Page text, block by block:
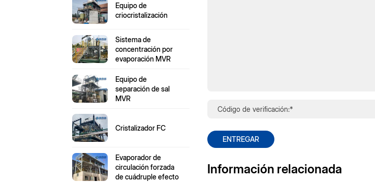
Equipo de
criocristalización
Sistema de
concentración por
evaporación MVR
Equipo de
separación de sal
MVR
Cristalizador FC
Evaporador de
circulación forzada
de cuádruple efecto
ENTREGAR
Información relacionada